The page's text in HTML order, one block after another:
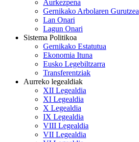
Aurkezpena
Gernikako Arbolaren Gurutzea
Lan Onari
Lagun Onari
Sistema Politikoa
Gernikako Estatutua
Ekonomia Ituna
Eusko Legebiltzarra
Transferentziak
Aurreko legealdiak
XII Legealdia
XI Legealdia
X Legealdia
IX Legealdia
VIII Legealdia
VII Legealdia